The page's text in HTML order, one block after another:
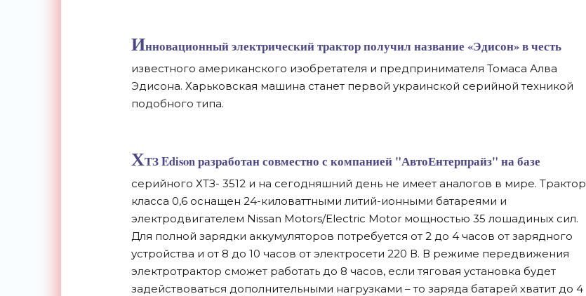
Инновационный электрический трактор получил название «Эдисон» в честь
известного американского изобретателя и предпринимателя Томаса Алва
Эдисона. Харьковская машина станет первой украинской серийной техникой
подобного типа.
ХТЗ Edison разработан совместно с компанией "АвтоЕнтерпрайз" на базе
серийного ХТЗ- 3512 и на сегодняшний день не имеет аналогов в мире. Трактор
класса 0,6 оснащен 24-киловаттными литий-ионными батареями и
электродвигателем Nissan Motors/Electric Motor мощностью 35 лошадиных сил.
Для полной зарядки аккумуляторов потребуется от 2 до 4 часов от зарядного
устройства и от 8 до 10 часов от электросети 220 В. В режиме передвижения
электротрактор сможет работать до 8 часов, если тяговая установка будет
задействоваться дополнительными нагрузками – то заряда батарей хватит до 4